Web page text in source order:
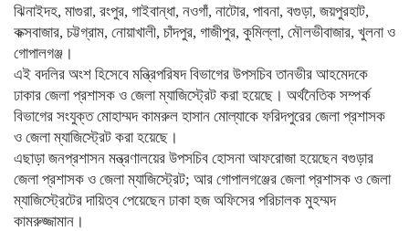
ঝিনাইদহ, মাগুরা, রংপুর, গাইবান্ধা, নওগাঁ, নাটোর, পাবনা, বগুড়া, জয়পুরহাট,
কক্সবাজার, চট্টগ্রাম, নোয়াখালী, চাঁদপুর, গাজীপুর, কুমিল্লা, মৌলভীবাজার, খুলনা ও
গোপালগঞ্জ।
এই বদলির অংশ হিসেবে মন্ত্রিপরিষদ বিভাগের উপসচিব তানভীর আহমেদকে
ঢাকার জেলা প্রশাসক ও জেলা ম্যাজিস্ট্রেট করা হয়েছে। অর্থনৈতিক সম্পর্ক
বিভাগের সংযুক্ত মোহাম্মদ কামরুল হাসান মোল্যাকে ফরিদপুরের জেলা প্রশাসক
ও জেলা ম্যাজিস্ট্রেট করা হয়েছে।
এছাড়া জনপ্রশাসন মন্ত্রণালয়ের উপসচিব হোসনা আফরোজা হয়েছেন বগুড়ার
জেলা প্রশাসক ও জেলা ম্যাজিস্ট্রেট; আর গোপালগঞ্জের জেলা প্রশাসক ও জেলা
ম্যাজিস্ট্রেটের দায়িত্ব পেয়েছেন ঢাকা হজ অফিসের পরিচালক মুহম্মদ
কামরুজ্জামান।